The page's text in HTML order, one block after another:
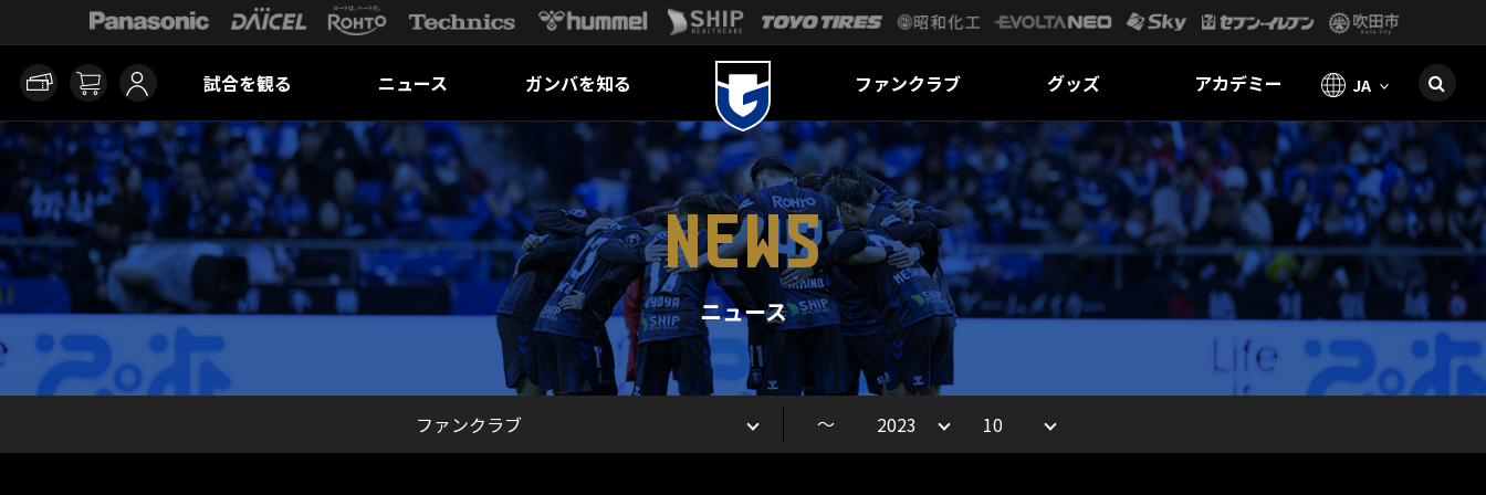
試合を観る ニュース ガンバを知る ファンクラブ グッズ アカデミー JA
NEWS
ニュース
～